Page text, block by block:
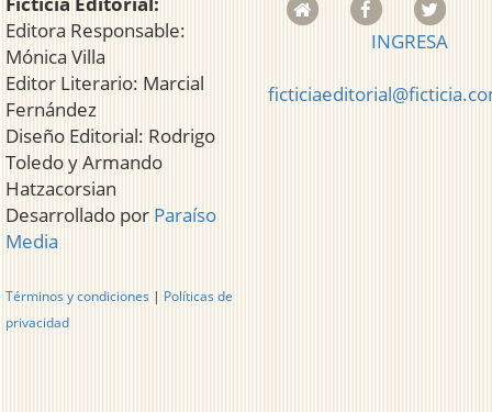
Editora Responsable:
Mónica Villa
Editor Literario: Marcial
Fernández
Diseño Editorial: Rodrigo
Toledo y Armando
Hatzacorsian
Desarrollado por Paraíso
Media
Términos y condiciones | Políticas de
privacidad
INGRESA